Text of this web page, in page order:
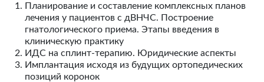
Планирование и составление комплексных планов
лечения у пациентов с дВНЧС. Построение
гнатологического приема. Этапы введения в
клиническую практику
ИДС на сплинт-терапию. Юридические аспекты
Имплантация исходя из будущих ортопедических
позиций коронок